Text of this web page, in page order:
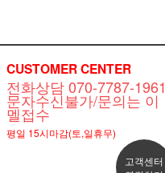
CUSTOMER CENTER
전화상담 070-7787-1961
문자수신불가/문의는 이
멜접수
평일 15시마감(토,일휴무)
고객센터